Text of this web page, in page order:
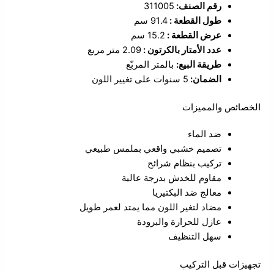
رقم الصنف: 311005
طول القطعة :91.4 سم
عرض القطعة : 15.2 سم
عدد الأمتار بالكرتون :2.09 متر مربع
طريقة البيع: بالمتر المربّع
الضمان: 5 سنوات على تغيير اللون
الخصائص والمميزات
ضد الماء
تصميم خشبي واقعي بملمس طبيعي
تركيب بنظام شرائح
مقاوم للخدش بدرجة عالية
معالج ضد البكتيريا
مضاد لتغير اللون مما يمتد لعمر طويل
عازل للحرارة والبرودة
سهل التنظيف
تجهيزات قبل التركيب